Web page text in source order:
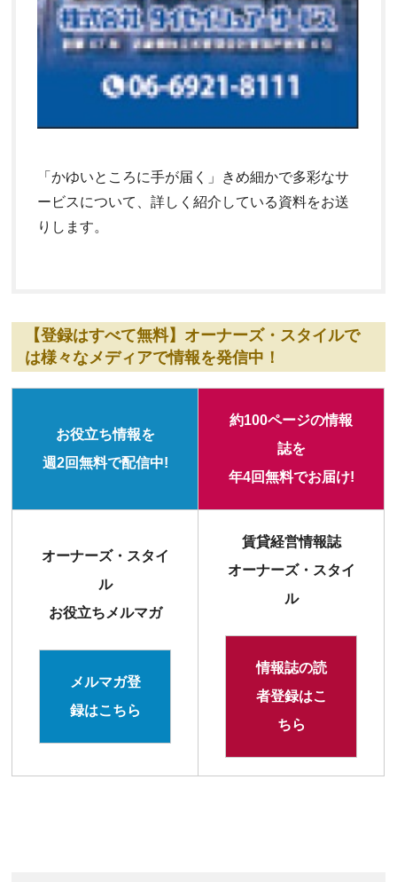
「かゆいところに手が届く」きめ細かで多彩なサ
ービスについて、詳しく紹介している資料をお送
りします。
【登録はすべて無料】オーナーズ・スタイルで
は様々なメディアで情報を発信中！
お役立ち情報を
週2回無料で配信中!
約100ページの情報
誌を
年4回無料でお届け!
オーナーズ・スタイ
ル
お役立ちメルマガ
メルマガ登
録はこちら
賃貸経営情報誌
オーナーズ・スタイ
ル
情報誌の読
者登録はこ
ちら